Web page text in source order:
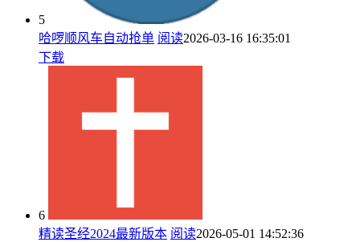
5
哈啰顺风车自动抢单 阅读2026-03-16 16:35:01
下载
6
精读圣经2024最新版本 阅读2026-05-01 14:52:36